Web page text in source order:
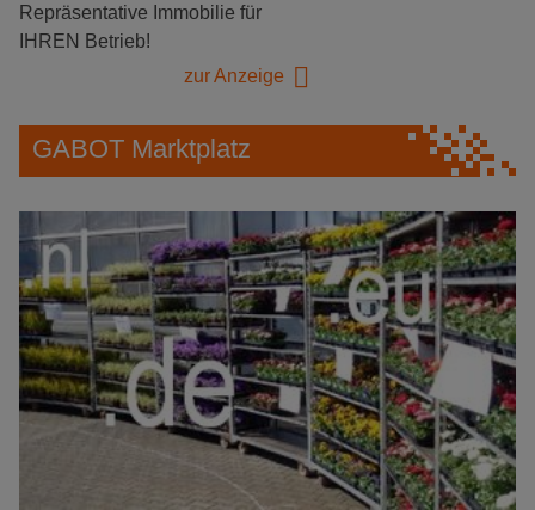
Repräsentative Immobilie für
IHREN Betrieb!
zur Anzeige
GABOT Marktplatz